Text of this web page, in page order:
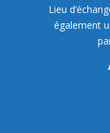
Lieu
également